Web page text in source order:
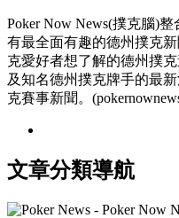
Poker Now News(撲克腦)
有最全面有趣的德州撲克
克愛好者想了解的德州撲
及知名德州撲克牌手的最
克賽事新聞。
文章分類導航